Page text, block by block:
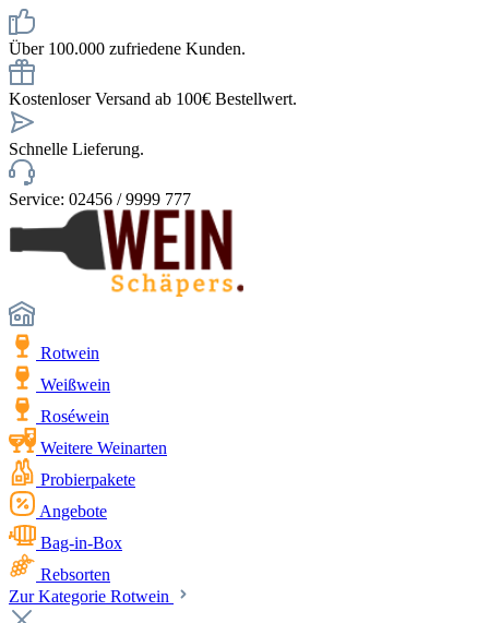
Über 100.000 zufriedene Kunden.
Kostenloser Versand ab 100€ Bestellwert.
Schnelle Lieferung.
Service: 02456 / 9999 777
Rotwein
Weißwein
Roséwein
Weitere Weinarten
Probierpakete
Angebote
Bag-in-Box
Rebsorten
Zur Kategorie Rotwein